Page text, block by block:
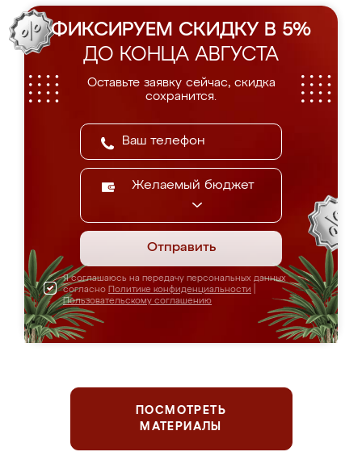
ФИКСИРУЕМ СКИДКУ В 5%
ДО КОНЦА АВГУСТА
Оставьте заявку сейчас, скидка
сохранится.
Желаемый бюджет
Отправить
Я соглашаюсь на передачу персональных данных
согласно Политике конфиденциальности
Пользовательскому соглашению
ПОСМОТРЕТЬ
МАТЕРИАЛЫ